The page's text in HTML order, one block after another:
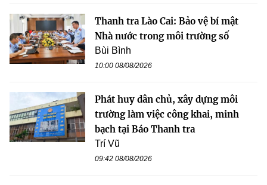
Thanh tra Lào Cai: Bảo vệ bí mật
Nhà nước trong môi trường số
Bùi Bình
10:00 08/08/2026
Phát huy dân chủ, xây dựng môi
trường làm việc công khai, minh
bạch tại Báo Thanh tra
Trí Vũ
09:42 08/08/2026